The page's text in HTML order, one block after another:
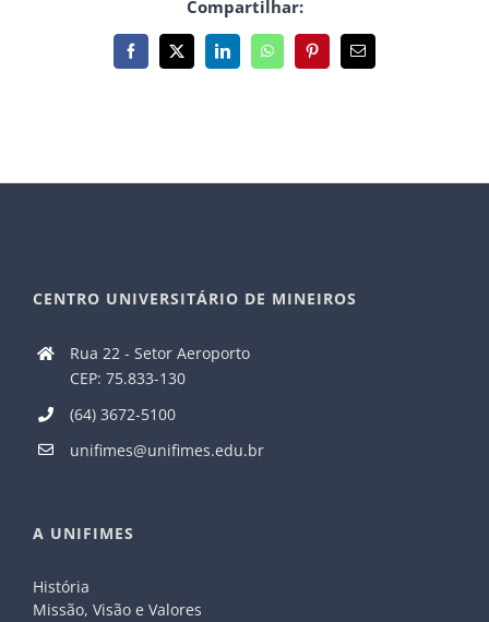
Compartilhar:
Facebook
X LinkedInWhatsAppPinterest
E-
mail
CENTRO UNIVERSITÁRIO DE MINEIROS
Rua 22 - Setor Aeroporto
CEP: 75.833-130
(64) 3672-5100
unifimes@unifimes.edu.br
A UNIFIMES
História
Missão, Visão e Valores